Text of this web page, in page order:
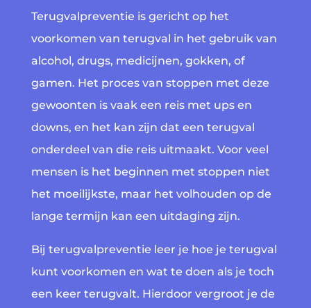
Terugvalpreventie is gericht op het
voorkomen van terugval in het gebruik van
alcohol, drugs, medicijnen, gokken, of
gamen. Het proces van stoppen met deze
gewoonten is vaak een reis met ups en
downs, en het kan zijn dat een terugval
onderdeel van die reis uitmaakt. Voor veel
mensen is het beginnen met stoppen niet
het moeilijkste, maar het volhouden op de
lange termijn kan een uitdaging zijn.
Bij terugvalpreventie leer je hoe je terugval
kunt voorkomen en wat te doen als je toch
een keer terugvalt. Hierdoor vergroot je de